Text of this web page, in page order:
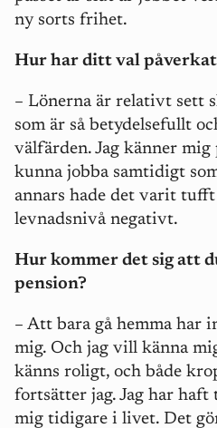
ny sorts frihet.
Hur har ditt val
– Lönerna är relativt sett
som är så betydelsefullt
välfärden. Jag känner
kunna jobba samtidigt
annars hade det varit
levnadsnivå negativt.
Hur kommer det sig att
pension?
– Att bara gå hemma har
mig. Och jag vill känna
känns roligt, och både
fortsätter jag. Jag har
mig tidigare i livet. Det